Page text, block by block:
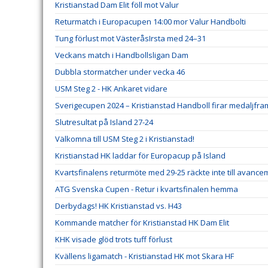
Kristianstad Dam Elit föll mot Valur
Returmatch i Europacupen 14:00 mor Valur Handbolti
Tung förlust mot VästeråsIrsta med 24–31
Veckans match i Handbollsligan Dam
Dubbla stormatcher under vecka 46
USM Steg 2 - HK Ankaret vidare
Sverigecupen 2024 – Kristianstad Handboll firar
Slutresultat på Island 27-24
Välkomna till USM Steg 2 i Kristianstad!
Kristianstad HK laddar för Europacup på Island
Kvartsfinalens returmöte med 29-25 räckte inte till
ATG Svenska Cupen - Retur i kvartsfinalen hemma
Derbydags! HK Kristianstad vs. H43
Kommande matcher för Kristianstad HK Dam Elit
KHK visade glöd trots tuff förlust
Kvällens ligamatch - Kristianstad HK mot Skara HF